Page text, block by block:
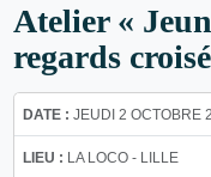
Atelier «
regards
DATE : JEUDI 2 OCTOBRE
LIEU : LA LOCO - LILLE